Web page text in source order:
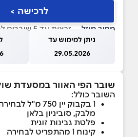
לרכישה >
מחיר מוזל — זכאות עד 5 שוברים לחודש קלנדרי
ניתן למימוש עד
29.05.2026
שובר הפי האוור במסעדת
השובר כולל:
1 בקבוק יין 750
מלבק, סוביניון בלאן
פלטת גבינות זוגית
קינוח 1 מהתפריט לבחירה